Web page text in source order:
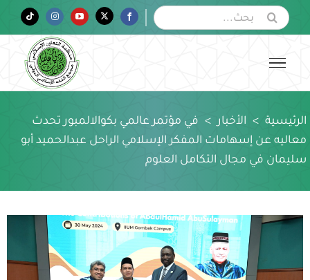
البحث
عن:
Facebook
Twitter
YouTube
Instagram
Tiktok
الرئيسية > الأخبار > في مؤتمر عالمي بكوالالمبور تحدث
معاليه عن إسهامات المفكر الإسلامي الراحل عبدالحميد أبو
سليمان في مجال التكامل العلوم